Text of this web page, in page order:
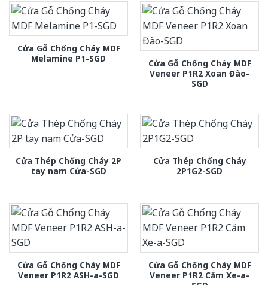
Cửa Gỗ Chống Cháy MDF
Melamine P1-SGD
Cửa Gỗ Chống Cháy MDF
Veneer P1R2 Xoan Đào-
SGD
Cửa Thép Chống Cháy 2P
tay nam Cửa-SGD
Cửa Thép Chống Cháy
2P1G2-SGD
Cửa Gỗ Chống Cháy MDF
Veneer P1R2 ASH-a-SGD
Cửa Gỗ Chống Cháy MDF
Veneer P1R2 Căm Xe-a-